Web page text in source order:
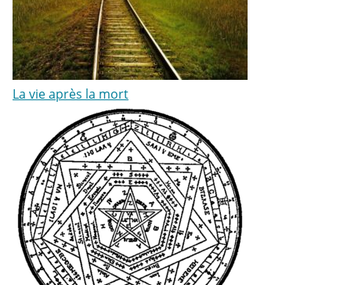
La vie après la mort